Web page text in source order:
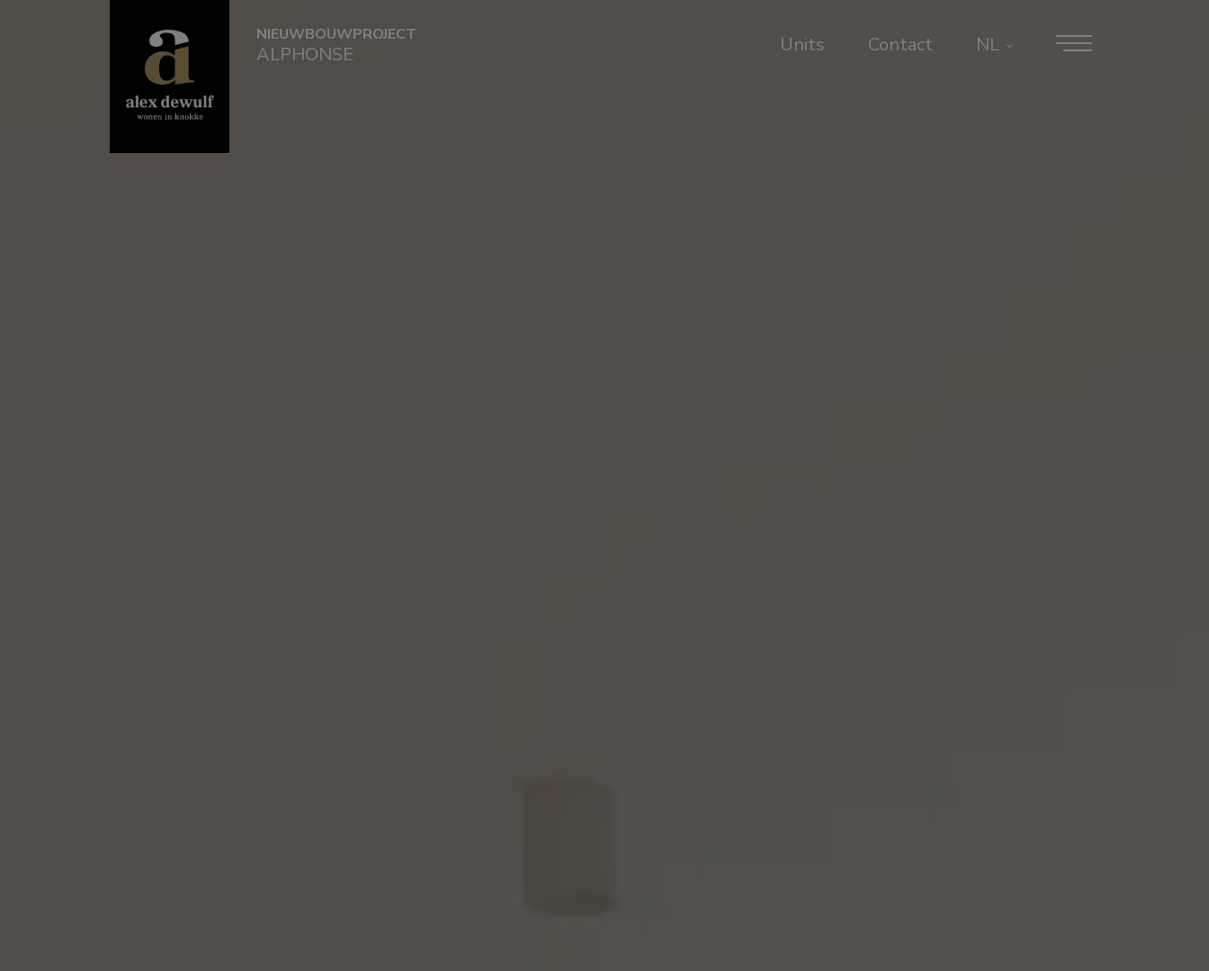
NIEUWBOUWPROJECT
ALPHONSE Units Contact NL